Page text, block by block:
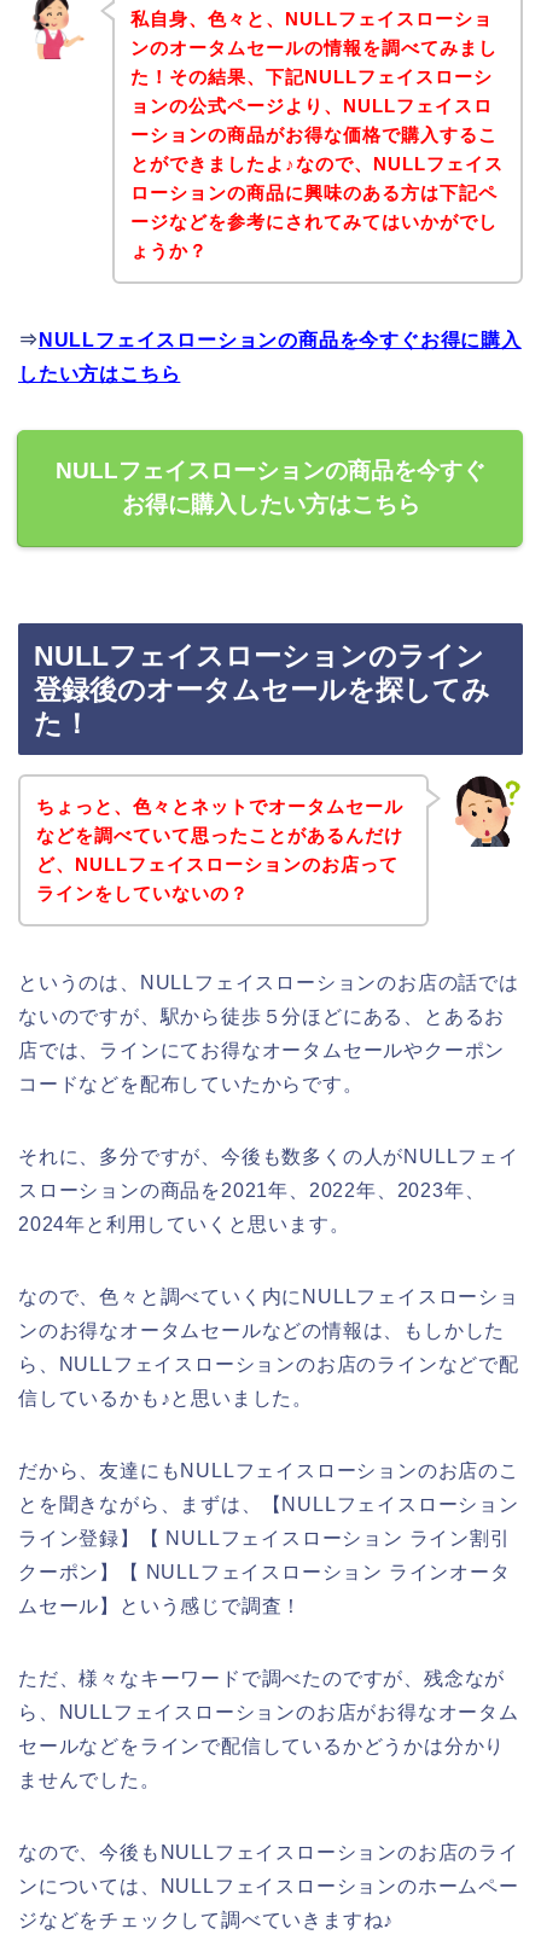
私自身、色々と、NULLフェイスローショ
ンのオータムセールの情報を調べてみまし
た！その結果、下記NULLフェイスローシ
ョンの公式ページより、NULLフェイスロ
ーションの商品がお得な価格で購入するこ
とができましたよ♪なので、NULLフェイス
ローションの商品に興味のある方は下記ペ
ージなどを参考にされてみてはいかがでし
ょうか？
⇒ NULLフェイスローションの商品を今すぐお得に購入
したい方はこちら
NULLフェイスローションの商品を今すぐ
お得に購入したい方はこちら
NULLフェイスローションのライン
登録後のオータムセールを探してみ
た！
ちょっと、色々とネットでオータムセール
などを調べていて思ったことがあるんだけ
ど、NULLフェイスローションのお店って
ラインをしていないの？
というのは、NULLフェイスローションのお店の話では
ないのですが、駅から徒歩５分ほどにある、とあるお
店では、ラインにてお得なオータムセールやクーポン
コードなどを配布していたからです。
それに、多分ですが、今後も数多くの人がNULLフェイ
スローションの商品を2021年、2022年、2023年、
2024年と利用していくと思います。
なので、色々と調べていく内にNULLフェイスローショ
ンのお得なオータムセールなどの情報は、もしかした
ら、NULLフェイスローションのお店のラインなどで配
信しているかも♪と思いました。
だから、友達にもNULLフェイスローションのお店のこ
とを聞きながら、まずは、【NULLフェイスローション
ライン登録】【 NULLフェイスローション ライン割引
クーポン】【 NULLフェイスローション ラインオータ
ムセール】という感じで調査！
ただ、様々なキーワードで調べたのですが、残念なが
ら、NULLフェイスローションのお店がお得なオータム
セールなどをラインで配信しているかどうかは分かり
ませんでした。
なので、今後もNULLフェイスローションのお店のライ
ンについては、NULLフェイスローションのホームペー
ジなどをチェックして調べていきますね♪